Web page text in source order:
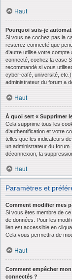
Haut
Pourquoi suis-je
Si vous ne cochez pas la
resterez connecté que
d’autre utilise votre
connecté, cochez la case
recommandé si vous
cyber-café, université,
administrateur du forum a
Haut
À quoi sert « Supprimer
Cela supprime tous les
d’authentification et votre
telles que les indicateurs
un administrateur du
déconnexion, la
Haut
Paramètres et
Comment modifier mes
Si vous êtes membre de
de données. Pour les
lien est accessible en
Cela vous permettra de
Haut
Comment empêcher
connectés ?